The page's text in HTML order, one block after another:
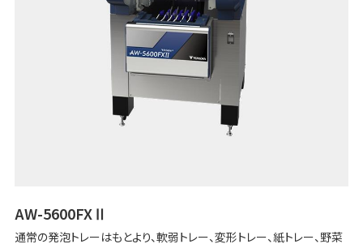
AW-5600FXⅡ
通常の発泡トレーはもとより、軟弱トレー、変形トレー、紙トレー、野菜